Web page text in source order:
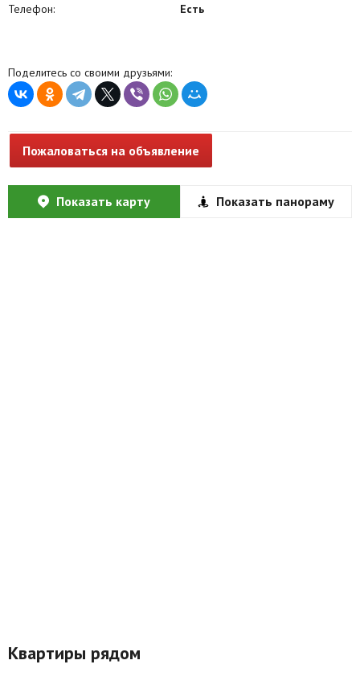
Телефон:
Есть
Поделитесь со своими друзьями:
Пожаловаться на объявление
Показать карту Показать панораму
Квартиры рядом